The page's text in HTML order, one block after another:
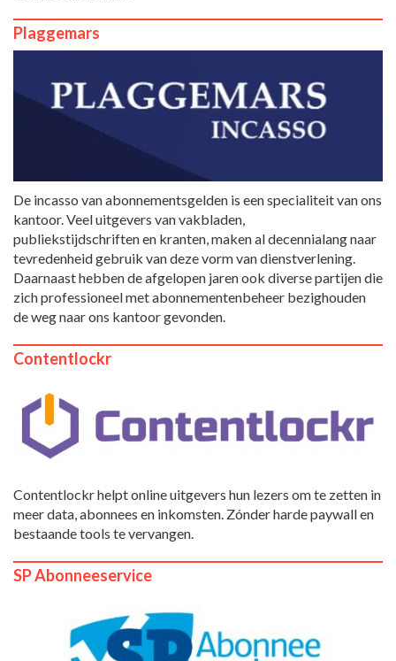
Plaggemars
De incasso van abonnementsgelden is een specialiteit van ons
kantoor. Veel uitgevers van vakbladen,
publiekstijdschriften en kranten, maken al decennialang naar
tevredenheid gebruik van deze vorm van dienstverlening.
Daarnaast hebben de afgelopen jaren ook diverse partijen die
zich professioneel met abonnementenbeheer bezighouden
de weg naar ons kantoor gevonden.
Contentlockr
Contentlockr helpt online uitgevers hun lezers om te zetten in
meer data, abonnees en inkomsten. Zónder harde paywall en
bestaande tools te vervangen.
SP Abonneeservice